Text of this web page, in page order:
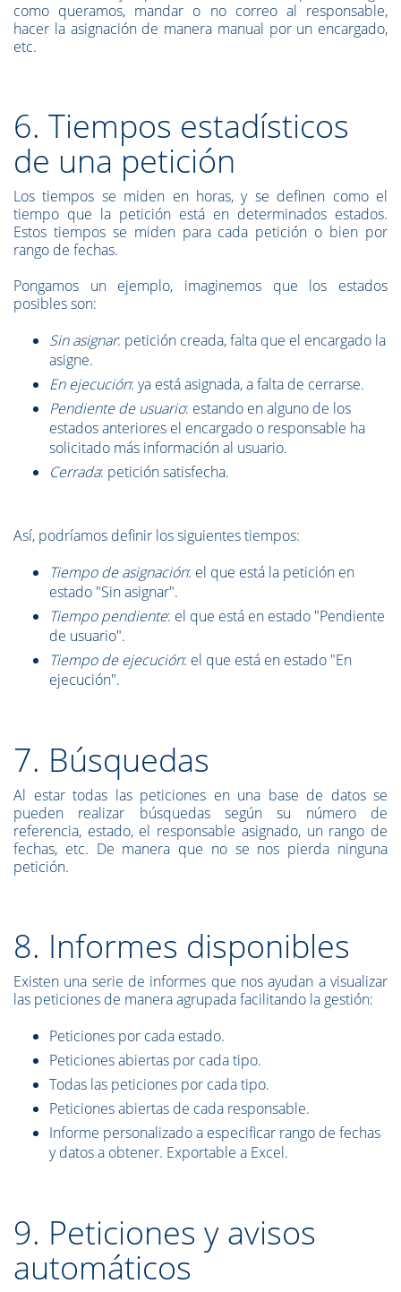
como queramos, mandar o no correo al responsable,
hacer la asignación de manera manual por un encargado,
etc.
6. Tiempos estadísticos
de una petición
Los tiempos se miden en horas, y se definen como el
tiempo que la petición está en determinados estados.
Estos tiempos se miden para cada petición o bien por
rango de fechas.
Pongamos un ejemplo, imaginemos que los estados
posibles son:
Sin asignar: petición creada, falta que el encargado la
asigne.
En ejecución: ya está asignada, a falta de cerrarse.
Pendiente de usuario: estando en alguno de los
estados anteriores el encargado o responsable ha
solicitado más información al usuario.
Cerrada: petición satisfecha.
Así, podríamos definir los siguientes tiempos:
Tiempo de asignación: el que está la petición en
estado "Sin asignar".
Tiempo pendiente: el que está en estado "Pendiente
de usuario".
Tiempo de ejecución: el que está en estado "En
ejecución".
7. Búsquedas
Al estar todas las peticiones en una base de datos se
pueden realizar búsquedas según su número de
referencia, estado, el responsable asignado, un rango de
fechas, etc. De manera que no se nos pierda ninguna
petición.
8. Informes disponibles
Existen una serie de informes que nos ayudan a visualizar
las peticiones de manera agrupada facilitando la gestión:
Peticiones por cada estado.
Peticiones abiertas por cada tipo.
Todas las peticiones por cada tipo.
Peticiones abiertas de cada responsable.
Informe personalizado a especificar rango de fechas
y datos a obtener. Exportable a Excel.
9. Peticiones y avisos
automáticos